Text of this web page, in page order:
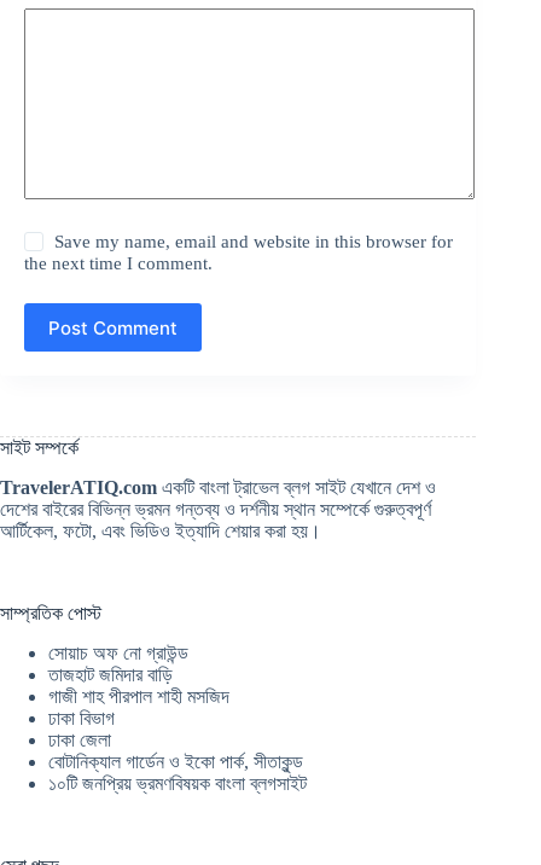
Save my name, email and website in this browser for
the next time I comment.
Post Comment
সাইট সম্পর্কে
TravelerATIQ.com একটি বাংলা ট্রাভেল ব্লগ সাইট যেখানে দেশ ও
দেশের বাইরের বিভিন্ন ভ্রমন গন্তব্য ও দর্শনীয় স্থান সম্পের্কে গুরুত্বপূর্ণ
আর্টিকেল, ফটো, এবং ভিডিও ইত্যাদি শেয়ার করা হয়।
সাম্প্রতিক পোস্ট
সোয়াচ অফ নো গ্রাউন্ড
তাজহাট জমিদার বাড়ি
গাজী শাহ পীরপাল শাহী মসজিদ
ঢাকা বিভাগ
ঢাকা জেলা
বোটানিক্যাল গার্ডেন ও ইকো পার্ক, সীতাকুন্ড
১০টি জনপ্রিয় ভ্রমণবিষয়ক বাংলা ব্লগসাইট